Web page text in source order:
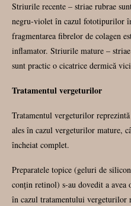
Striurile recente – striae rubrae
negru-violet în cazul fototipurilor
fragmentarea fibrelor de colagen
inflamator. Striurile mature –
sunt practic o cicatrice dermică
Tratamentul vergeturilor
Tratamentul vergeturilor
ales în cazul vergeturilor mature,
încheiat complet.
Preparatele topice (geluri de
conțin retinol) s-au dovedit a avea
în cazul tratamentului vergeturilor